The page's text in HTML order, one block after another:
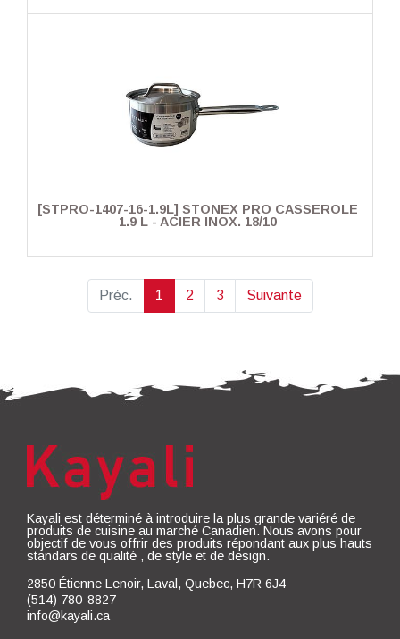
[STPRO-1407-16-1.9L] STONEX PRO CASSEROLE
1.9 L - ACIER INOX. 18/10
Préc. 1 2 3 Suivante
Kayali est déterminé à introduire la plus grande variéré de
produits de cuisine au marché Canadien. Nous avons pour
objectif de vous offrir des produits répondant aux plus hauts
standars de qualité , de style et de design.
2850 Étienne Lenoir, Laval, Quebec, H7R 6J4
(514) 780-8827
info@kayali.ca